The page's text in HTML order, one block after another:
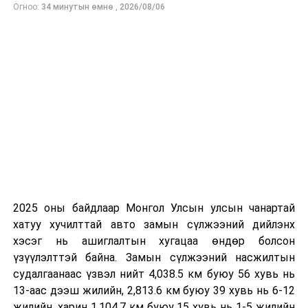
байгууламжийг шийдсэн, уур амьсгалын өөрчлөлтөд
тэсвэртэй иж бүрэн авто зам байхаар төлөвлөжээ.
УНШСАН: 1097
Огноо: 34 минутын өмнө , 2026/08/06
2025 оны байдлаар Монгол Улсын улсын чанартай
хатуу хучилттай авто замын сүлжээний дийлэнх
хэсэг нь ашиглалтын хугацаа өндөр болсон
үзүүлэлттэй байна. Замын сүлжээний насжилтын
судалгаанаас үзвэл нийт 4,038.5 км буюу 56 хувь нь
13-аас дээш жилийн, 2,813.6 км буюу 39 хувь нь 6-12